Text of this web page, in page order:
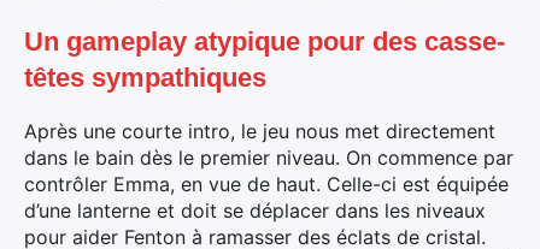
Un gameplay atypique pour des casse-
têtes sympathiques
Après une courte intro, le jeu nous met directement
dans le bain dès le premier niveau. On commence par
contrôler Emma, en vue de haut. Celle-ci est équipée
d’une lanterne et doit se déplacer dans les niveaux
pour aider Fenton à ramasser des éclats de cristal.